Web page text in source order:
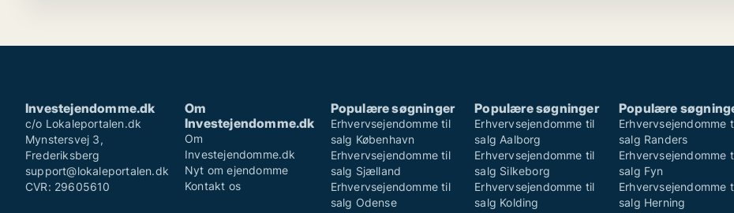
Investejendomme.dk
c/o Lokaleportalen.dk
Mynstersvej 3,
Frederiksberg
support@lokaleportalen.dk
CVR: 29605610
Om
Investejendomme.dk
Om
Investejendomme.dk
Nyt om ejendomme
Kontakt os
Populære søgninger
Erhvervsejendomme til
salg København
Erhvervsejendomme til
salg Sjælland
Erhvervsejendomme til
salg Odense
Populære søgninger
Erhvervsejendomme til
salg Aalborg
Erhvervsejendomme til
salg Silkeborg
Erhvervsejendomme til
salg Kolding
Populære
Erhvervsejendomme
salg Randers
Erhvervsejendomme
salg Fyn
Erhvervsejendomme
salg Herning